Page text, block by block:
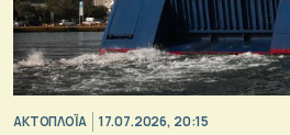
ΑΚΤΟΠΛΟΪΑ 17.07.2026, 20:15